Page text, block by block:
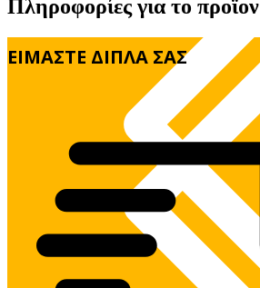
Πληροφορίες για το προϊον
ΕΙΜΑΣΤΕ ΔΙΠΛΑ ΣΑΣ